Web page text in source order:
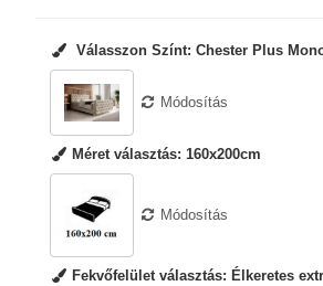
Válasszon Színt:Chester Plus
Módosítás
Méret választás:160x200cm
Módosítás
Fekvőfelület választás: Élkeretes